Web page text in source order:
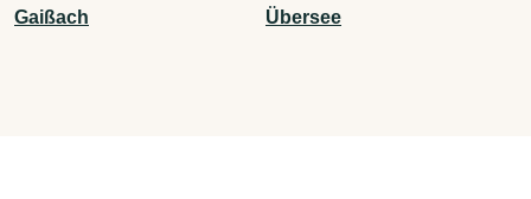
Gaißach Übersee